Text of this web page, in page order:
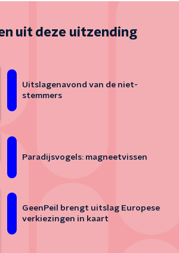
uit deze uitzending
Uitslagenavond van de niet-
stemmers
Paradijsvogels: magneetvissen
GeenPeil brengt uitslag Europese
verkiezingen in kaart